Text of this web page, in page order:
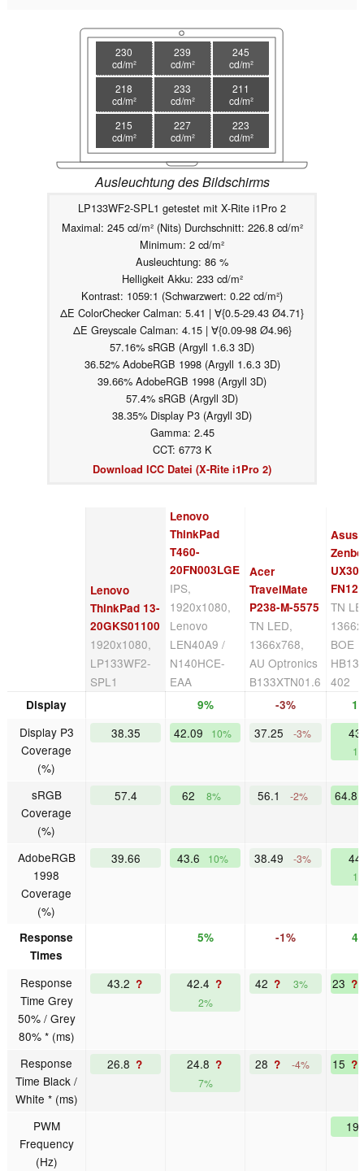
230
cd/m²
239
cd/m²
245
cd/m²
218
cd/m²
233
cd/m²
211
cd/m²
215
cd/m²
227
cd/m²
223
cd/m²
Ausleuchtung des Bildschirms
LP133WF2-SPL1 getestet mit X-Rite i1Pro 2
Maximal: 245 cd/m² (Nits) Durchschnitt: 226.8 cd/m²
Minimum: 2 cd/m²
Ausleuchtung: 86 %
Helligkeit Akku: 233 cd/m²
Kontrast: 1059:1 (Schwarzwert: 0.22 cd/m²)
ΔE ColorChecker Calman: 5.41 | ∀{0.5-29.43 Ø4.71}
ΔE Greyscale Calman: 4.15 | ∀{0.09-98 Ø4.96}
57.16% sRGB (Argyll 1.6.3 3D)
36.52% AdobeRGB 1998 (Argyll 1.6.3 3D)
39.66% AdobeRGB 1998 (Argyll 3D)
57.4% sRGB (Argyll 3D)
38.35% Display P3 (Argyll 3D)
Gamma: 2.45
CCT: 6773 K
Download ICC Datei (X-Rite i1Pro 2)
Lenovo
ThinkPad 13-
20GKS01100
1920x1080,
LP133WF2-
SPL1
Lenovo
ThinkPad
T460-
20FN003LGE
IPS,
1920x1080,
Lenovo
LEN40A9 /
N140HCE-
EAA
Acer
TravelMate
P238-M-5575
TN LED,
1366x768,
AU Optronics
B133XTN01.6
Asus
TN
BOE
402
Display 9% -3%
Display P3
Coverage
(%)
38.35 42.09 10% 37.25 -3%
sRGB
Coverage
(%)
57.4 62 8% 56.1 -2% 64.8
AdobeRGB
1998
Coverage
(%)
39.66 43.6 10% 38.49 -3%
Response
Times
5% -1%
Response
Time Grey
50% / Grey
80% * (ms)
43.2 ? 42.4 ?
2%
42 ? 3% 23 ?
Response
Time Black /
White * (ms)
26.8 ? 24.8 ?
7%
28 ? -4% 15 ?
PWM
Frequency
(Hz)